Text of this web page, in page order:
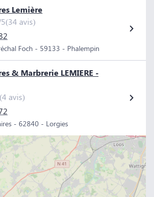
Lemière
(34 avis)
Foch - 59133 - Phalempin
& Marbrerie LEMIERE -
(4 avis)
- 62840 - Lorgies